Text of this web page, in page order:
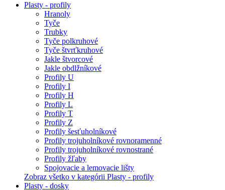
Plasty - profily
Hranoly
Tyče
Trubky
Tyče polkruhové
Tyče štvrťkruhové
Jakle štvorcové
Jakle obdlžníkové
Profily U
Profily I
Profily H
Profily L
Profily T
Profily Z
Profily šesťuholníkové
Profily trojuholníkové rovnoramenné
Profily trojuholníkové rovnostrané
Profily žľaby
Spojovacie a lemovacie lišty
Zobraz všetko v kategórii Plasty - profily
Plasty - dosky